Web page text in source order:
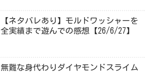
【ネタバレあり】モルドワッシャーを
全実績まで遊んでの感想【26/6/27】
無難な身代わりダイヤモンドスライム